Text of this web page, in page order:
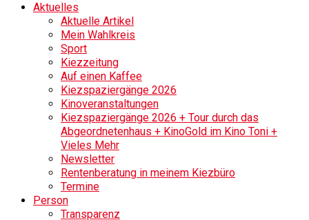
Aktuelles
Aktuelle Artikel
Mein Wahlkreis
Sport
Kiezzeitung
Auf einen Kaffee
Kiezspaziergänge 2026
Kinoveranstaltungen
Kiezspaziergänge 2026 + Tour durch das
Abgeordnetenhaus + KinoGold im Kino Toni +
Vieles Mehr
Newsletter
Rentenberatung in meinem Kiezbüro
Termine
Person
Transparenz